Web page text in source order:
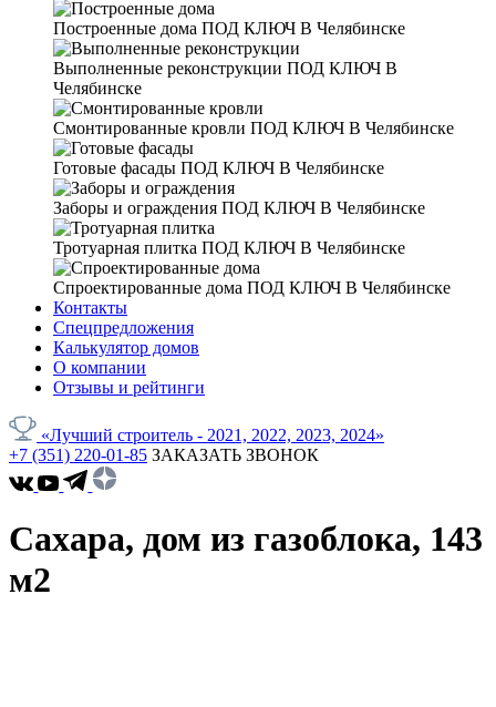
Построенные дома ПОД КЛЮЧ В Челябинске
Выполненные реконструкции ПОД КЛЮЧ В
Челябинске
Смонтированные кровли ПОД КЛЮЧ В Челябинске
Готовые фасады ПОД КЛЮЧ В Челябинске
Заборы и ограждения ПОД КЛЮЧ В Челябинске
Тротуарная плитка ПОД КЛЮЧ В Челябинске
Спроектированные дома ПОД КЛЮЧ В Челябинске
Контакты
Спецпредложения
Калькулятор домов
О компании
Отзывы и рейтинги
«Лучший строитель - 2021, 2022, 2023, 2024»
+7 (351) 220-01-85 ЗАКАЗАТЬ ЗВОНОК
Сахара, дом из газоблока, 143
м2